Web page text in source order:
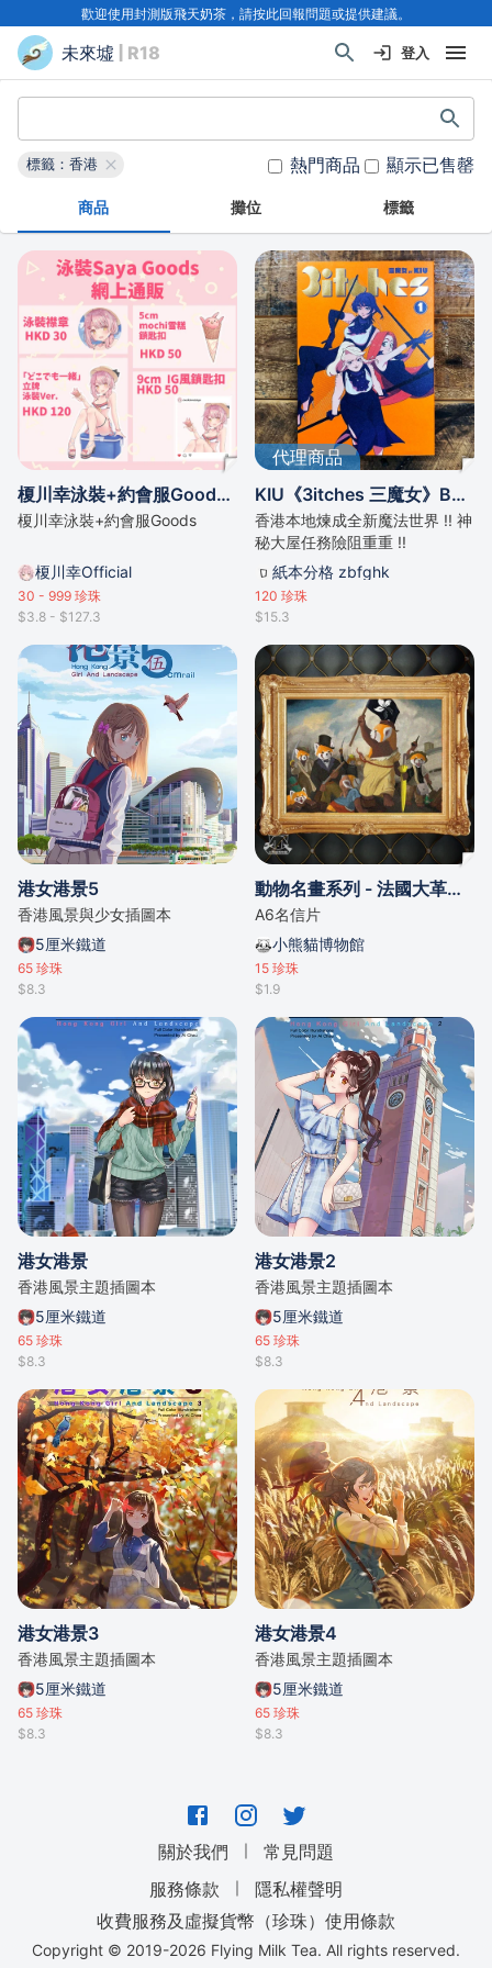
歡迎使用封測版飛天奶茶，請按此回報問題或提供建議。
未來墟 | R18 登入
標籤：香港 熱門商品 顯示已售罄
商品 攤位 標籤
榎川幸泳裝+約會服Goods【場後再販】
榎川幸泳裝+約會服Goods
榎川幸Official
30 - 999 珍珠
$3.8 - $127.3
代理商品
KIU《3itches 三魔女》BOOK 1
香港本地煉成全新魔法世界 !! 神
秘大屋任務險阻重重 !!
紙本分格 zbfghk
120 珍珠
$15.3
港女港景5
香港風景與少女插圖本
5厘米鐵道
65 珍珠
$8.3
動物名畫系列 - 法國大革命 名信片
A6名信片
小熊貓博物館
15 珍珠
$1.9
港女港景
香港風景主題插圖本
5厘米鐵道
65 珍珠
$8.3
港女港景2
香港風景主題插圖本
5厘米鐵道
65 珍珠
$8.3
港女港景3
香港風景主題插圖本
5厘米鐵道
65 珍珠
$8.3
港女港景4
香港風景主題插圖本
5厘米鐵道
65 珍珠
$8.3
關於我們 ｜
常見問題
服務條款
｜
隱私權聲明
收費服務及虛擬貨幣（珍珠）使用條款
Copyright © 2019-2026 Flying Milk Tea. All rights reserved.